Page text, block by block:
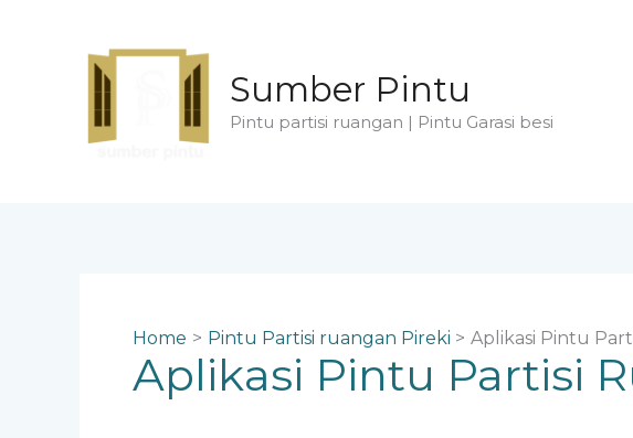
Sumber Pintu
Pintu partisi ruangan | Pintu Garasi besi
Home Pintu Partisi ruangan Pireki Aplikasi Pintu
Aplikasi Pintu Partisi